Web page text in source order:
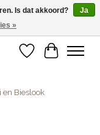
Verlanglijst
en Bieslook
Is dat akkoord?
Ja
»